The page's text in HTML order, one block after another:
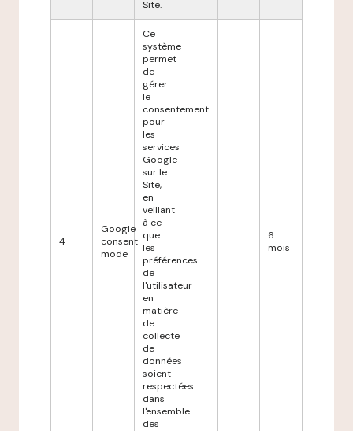
Site.
4
Google
consent
mode
Ce
système
permet
de
gérer
le
consentement
pour
les
services
Google
sur le
Site,
en
veillant
à ce
que
les
préférences
de
l'utilisateur
en
matière
de
collecte
de
données
soient
respectées
dans
l'ensemble
des
6
mois